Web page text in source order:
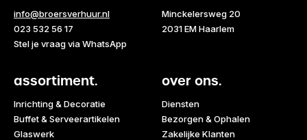
info@broersverhuur.nl
023 532 56 17
Stel je vraag via WhatsApp
Minckelersweg 20
2031 EM Haarlem
assortiment.
Inrichting & Decoratie
Buffet & Serveerartikelen
Glaswerk
over ons.
Diensten
Bezorgen & Ophalen
Zakelijke Klanten